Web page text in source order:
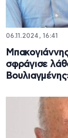
06.11.2024, 16:41
σφράγισε